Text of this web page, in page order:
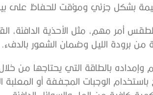
بشكل جزئي ومؤقت للحفاظ على
أمر مهم، مثل الأحذية الدافئة،
من برودة الليل وضمان الشعور بالدفء.
وإمداده بالطاقة التي يحتاجها من خلال
باستخدام الوجبات المجففة أو